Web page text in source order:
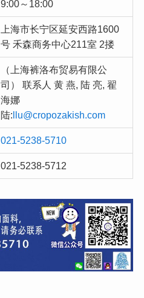
9:00～18:00
上海市长宁区延安西路1600
号 禾森商务中心211室 2搂
（上海裤洛布贸易有限公
司） 联系人 黄 燕, 陆 亮, 翟
海娜
陆: llu@cropozakish.com
021-5238-5710
021-5238-5712